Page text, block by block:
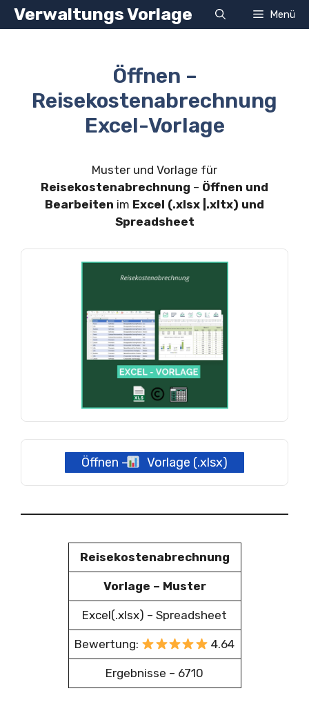
ZumVerwaltungs Vorlage Menü
Öffnen –
Reisekostenabrechnung
Excel-Vorlage
Muster und Vorlage für
Reisekostenabrechnung – Öffnen und
Bearbeiten im Excel (.xlsx |.xltx) und
Spreadsheet
Öffnen – Vorlage (.xlsx)
Reisekostenabrechnung
Vorlage – Muster
Excel(.xlsx) – Spreadsheet
Bewertung: 4.64
Ergebnisse – 6710